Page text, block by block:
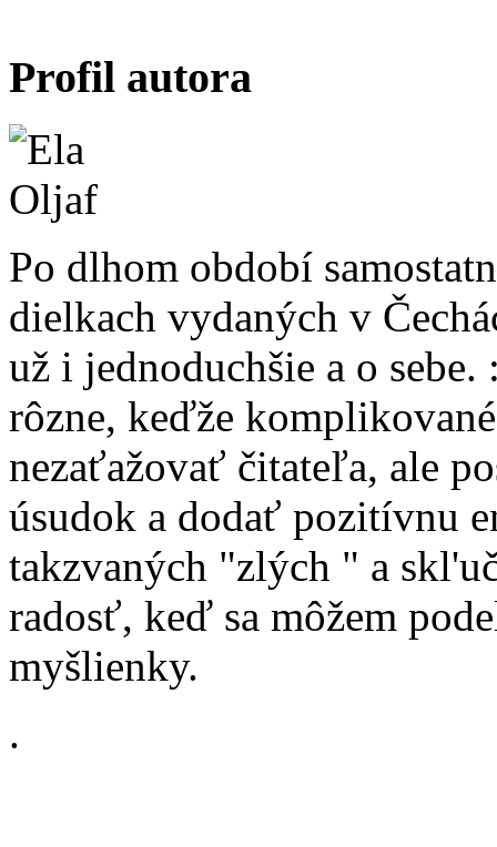
Profil autora
Po dlhom období
dielkach vydaných v
už i jednoduchšie a o
rôzne, keďže
nezaťažovať čitateľa, ale
úsudok a dodať pozitívnu
takzvaných "zlých " a
radosť, keď sa môžem
myšlienky.
.